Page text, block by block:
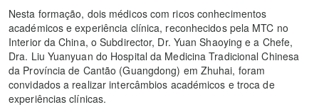
Nesta formação, dois médicos com ricos conhecimentos
académicos e experiência clínica, reconhecidos pela MTC no
Interior da China, o Subdirector, Dr. Yuan Shaoying e a Chefe,
Dra. Liu Yuanyuan do Hospital da Medicina Tradicional Chinesa
da Província de Cantão (Guangdong) em Zhuhai, foram
convidados a realizar intercâmbios académicos e troca de
experiências clínicas.